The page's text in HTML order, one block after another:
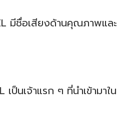
มีชื่อเสียงด้านคุณภาพและ
เป็นเจ้าแรก ๆ ที่นำเข้ามาใน